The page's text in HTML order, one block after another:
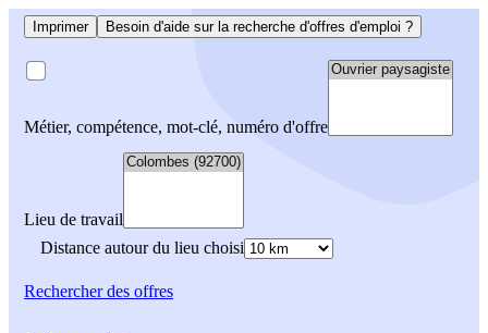
Imprimer Besoin d'aide sur la recherche d'offres d'emploi ?
Métier, compétence, mot-clé, numéro d'offre
Lieu de travail
Distance autour du lieu choisi
Rechercherdes offres